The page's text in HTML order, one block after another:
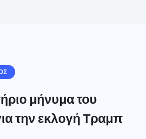
μήνυμα του
την εκλογή Τραμπ